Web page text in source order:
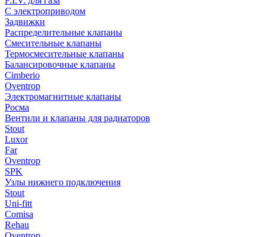
С электроприводом
Задвижки
Распределительные клапаны
Cмесительные клапаны
Термосмесительные клапаны
Балансировочные клапаны
Cimberio
Oventrop
Электромагнитные клапаны
Росма
Вентили и клапаны для радиаторов
Stout
Luxor
Far
Oventrop
SPK
Узлы нижнего подключения
Stout
Uni-fitt
Comisa
Rehau